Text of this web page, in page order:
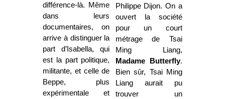
différence-là. Même
dans leurs
documentaires, on
arrive à distinguer la
part d’Isabella, qui
est la part politique,
militante, et celle de
Beppe, plus
expérimentale et
Philippe Dijon. On a
ouvert la société
pour un court
métrage de Tsai
Ming Liang,
Madame Butterfly.
Bien sûr, Tsai Ming
Liang aurait pu
trouver un